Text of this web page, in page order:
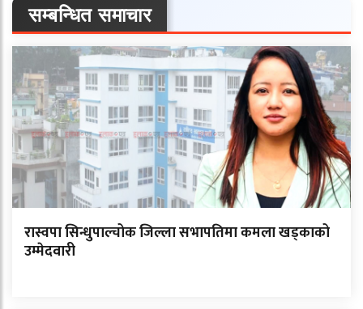
सम्बन्धित समाचार
रास्वपा सिन्धुपाल्चोक जिल्ला सभापतिमा कमला खड्काको
उम्मेदवारी